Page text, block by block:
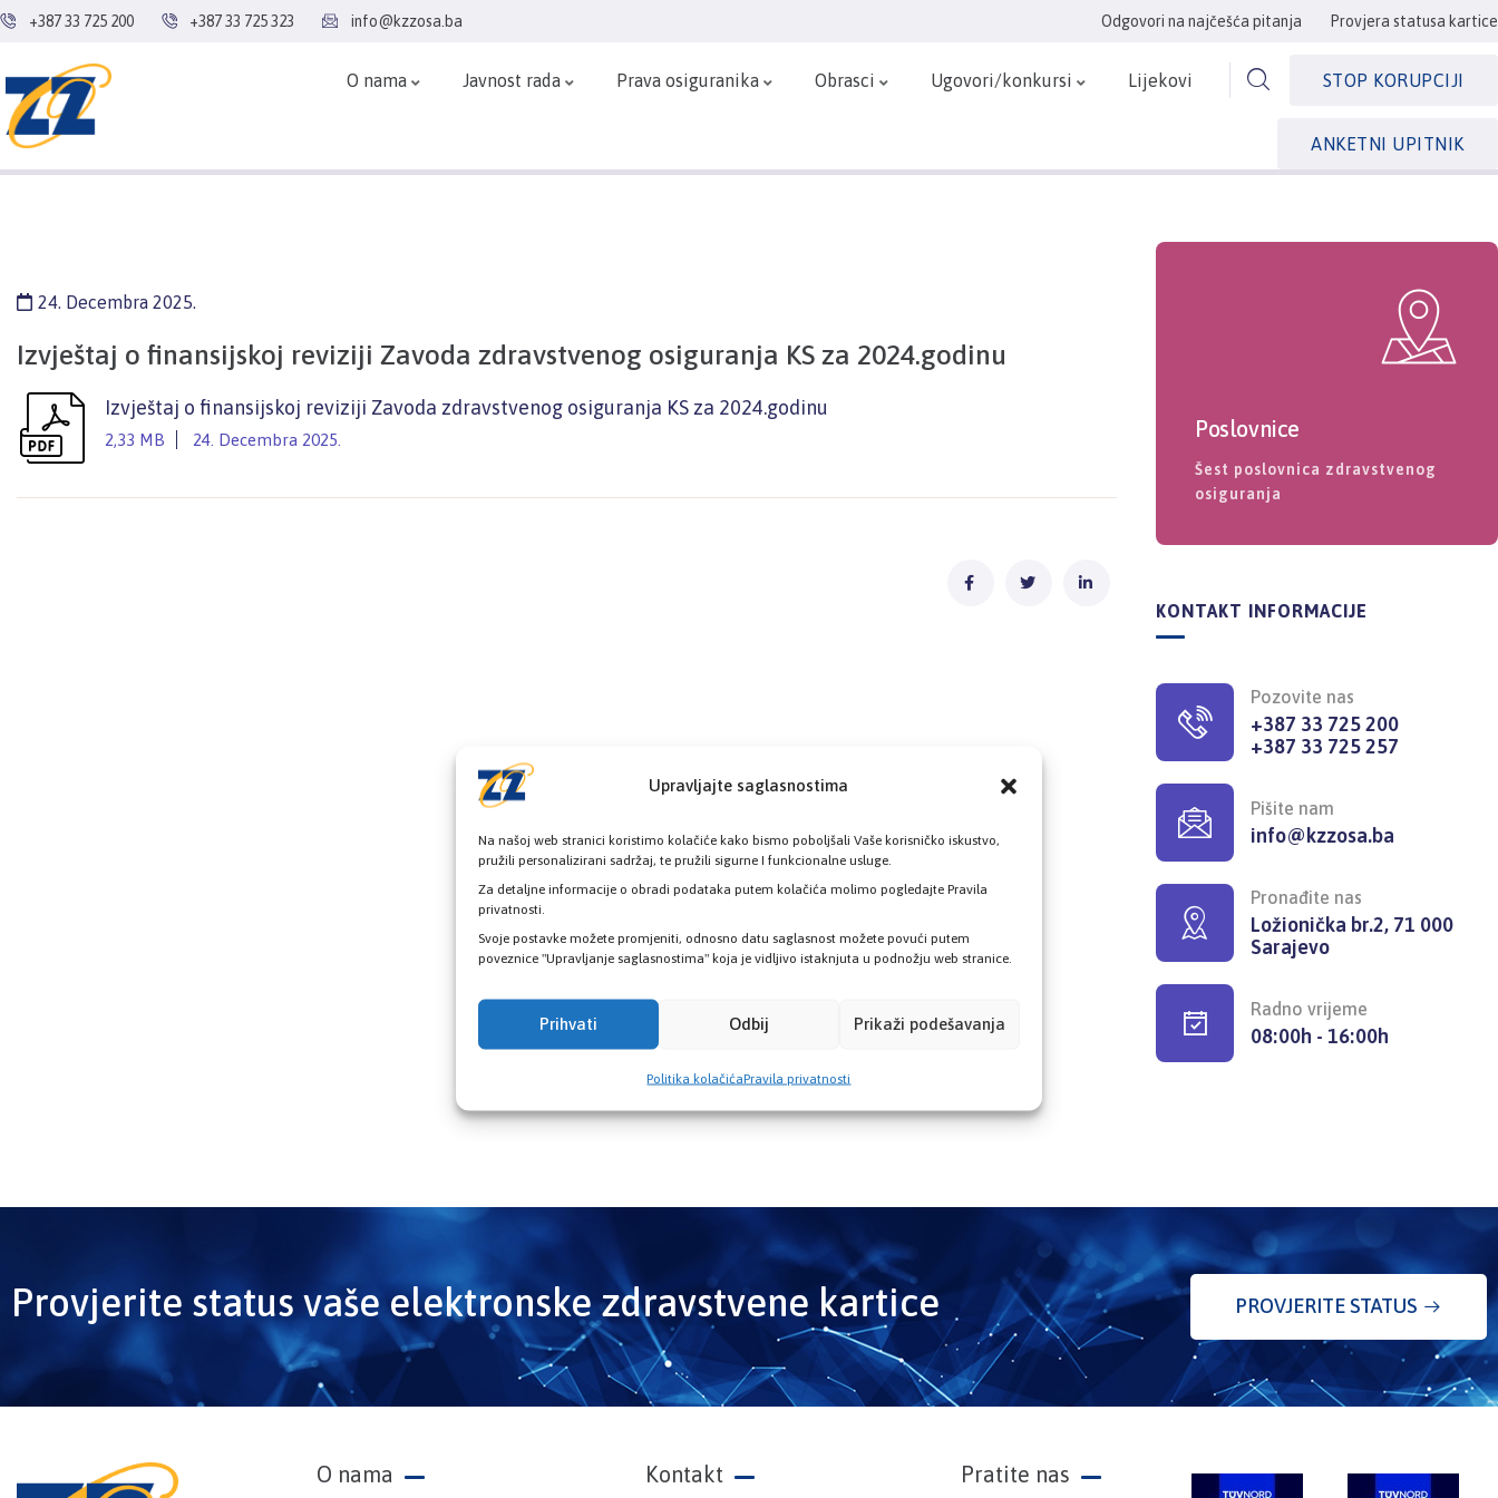
Upravljajte saglasnostima
Na našoj web stranici koristimo kolačiće kako bismo poboljšali Vaše korisničko iskustvo,
pružili personalizirani sadržaj, te pružili sigurne I funkcionalne usluge.
Za detaljne informacije o obradi podataka putem kolačića molimo pogledajte Pravila
privatnosti.
Svoje postavke možete promjeniti, odnosno datu saglasnost možete povući putem
poveznice "Upravljanje saglasnostima" koja je vidljivo istaknjuta u podnožju web stranice.
Prihvati Odbij Prikaži podešavanja
Politika kolačićaPravila privatnosti
+387 33 725 200 +387 33 725 323 info@kzzosa.ba Odgovori na najčešća pitanja Provjera statusa kartice
O nama Javnost rada Prava osiguranika Obrasci Ugovori/konkursi Lijekovi STOP KORUPCIJI
ANKETNI UPITNIK
24. Decembra 2025.
Izvještaj o finansijskoj reviziji Zavoda zdravstvenog osiguranja KS za 2024.godinu
Izvještaj o finansijskoj reviziji Zavoda zdravstvenog osiguranja KS za 2024.godinu
2,33 MB 24. Decembra 2025. Poslovnice
Šest poslovnica zdravstvenog
osiguranja
KONTAKT INFORMACIJE
Pozovite nas
+387 33 725 200
+387 33 725 257
Pišite nam
info@kzzosa.ba
Pronađite nas
Ložionička br.2, 71 000
Sarajevo
Radno vrijeme
08:00h - 16:00h
Provjerite status vaše elektronske zdravstvene kartice PROVJERITE STATUS
O nama Kontakt Pratite nas